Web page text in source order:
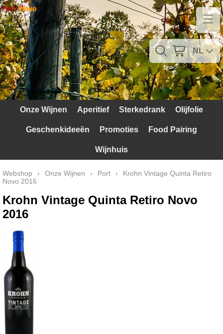
Home
Contact
Mijn account
Verzendkosten
Rode Druiven
NL
Onze Wijnen Aperitief Sterkedrank Olijfolie
Geschenkideeën Promoties Food Pairing
Wijnhuis
Webshop › Onze Wijnen › Port ›
Krohn Vintage Quinta Retiro
Novo 2016
Krohn Vintage Quinta Retiro Novo
2016